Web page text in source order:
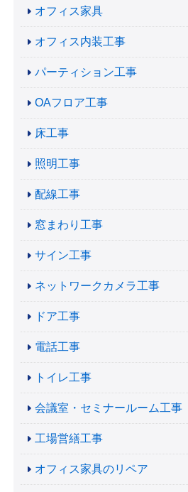
オフィス家具
オフィス内装工事
パーティション工事
OAフロア工事
床工事
照明工事
配線工事
窓まわり工事
サイン工事
ネットワークカメラ工事
ドア工事
電話工事
トイレ工事
会議室・セミナールーム工事
工場営繕工事
オフィス家具のリペア